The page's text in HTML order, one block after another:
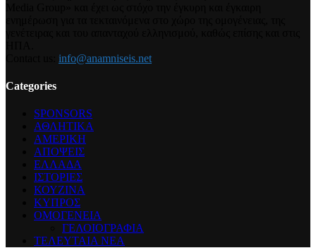
info@anamniseis.net
Categories
SPONSORS
ΑΘΛΗΤΙΚΑ
ΑΜΕΡΙΚΗ
ΑΠΟΨΕΙΣ
ΕΛΛΑΔΑ
ΙΣΤΟΡΙΕΣ
ΚΟΥΖΙΝΑ
ΚΥΠΡΟΣ
ΟΜΟΓΕΝΕΙΑ
ΓΕΛΟΙΟΓΡΑΦΙΑ
ΤΕΛΕΥΤΑΙΑ ΝΕΑ